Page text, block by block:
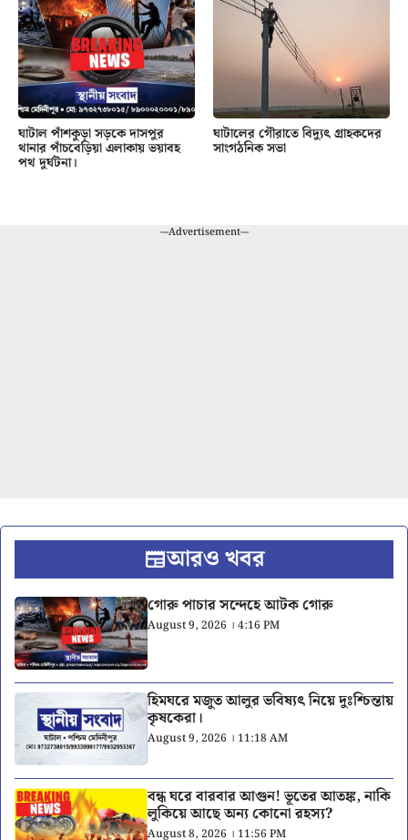
ঘাটাল পাঁশকুড়া সড়কে দাসপুর
থানার পাঁচবেড়িয়া এলাকায় ভয়াবহ
পথ দুর্ঘটনা।
ঘাটালের গৌরাতে বিদ্যুৎ গ্রাহকদের
সাংগঠনিক সভা
---Advertisement---
আরও খবর
গোরু পাচার সন্দেহে আটক গোরু
August 9, 2026 । 4:16 PM
হিমঘরে মজুত আলুর ভবিষ্যৎ নিয়ে দুঃশ্চিন্তায়
কৃষকেরা।
August 9, 2026 । 11:18 AM
বন্ধ ঘরে বারবার আগুন! ভূতের আতঙ্ক, নাকি
লুকিয়ে আছে অন্য কোনো রহস্য?
August 8, 2026 । 11:56 PM